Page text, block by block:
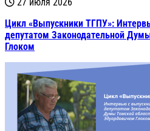
27 июля 2026
Цикл «Выпускники ТГПУ»:
депутатом Законодательной
Глоком